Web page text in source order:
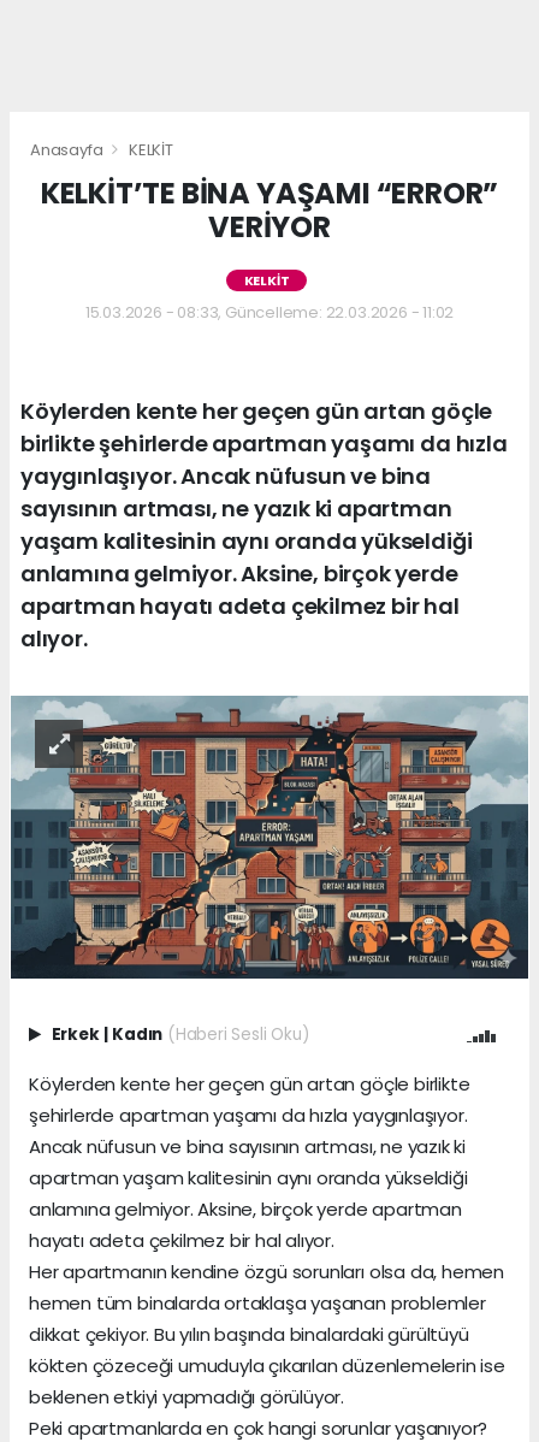
Anasayfa KELKİT
KELKİT’TE BİNA YAŞAMI “ERROR”
VERİYOR
KELKİT
15.03.2026 - 08:33, Güncelleme: 22.03.2026 - 11:02
Köylerden kente her geçen gün artan göçle
birlikte şehirlerde apartman yaşamı da hızla
yaygınlaşıyor. Ancak nüfusun ve bina
sayısının artması, ne yazık ki apartman
yaşam kalitesinin aynı oranda yükseldiği
anlamına gelmiyor. Aksine, birçok yerde
apartman hayatı adeta çekilmez bir hal
alıyor.
Erkek | Kadın (Haberi Sesli Oku)
Köylerden kente her geçen gün artan göçle birlikte
şehirlerde apartman yaşamı da hızla yaygınlaşıyor.
Ancak nüfusun ve bina sayısının artması, ne yazık ki
apartman yaşam kalitesinin aynı oranda yükseldiği
anlamına gelmiyor. Aksine, birçok yerde apartman
hayatı adeta çekilmez bir hal alıyor.
Her apartmanın kendine özgü sorunları olsa da, hemen
hemen tüm binalarda ortaklaşa yaşanan problemler
dikkat çekiyor. Bu yılın başında binalardaki gürültüyü
kökten çözeceği umuduyla çıkarılan düzenlemelerin ise
beklenen etkiyi yapmadığı görülüyor.
Peki apartmanlarda en çok hangi sorunlar yaşanıyor?